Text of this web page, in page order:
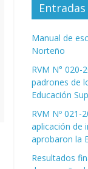
Manual de
Norteño
RVM N° 020-
padrones de
Educación
RVM Nº 021-
aplicación de
aprobaron la
Resultados